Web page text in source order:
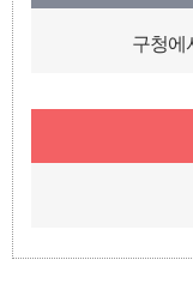
구청에